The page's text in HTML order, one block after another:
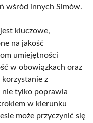
wśród innych Simów.
jest kluczowe,
na jakość
umiejętności
w obowiązkach oraz
korzystanie z
tylko poprawia
w kierunku
może przyczynić się